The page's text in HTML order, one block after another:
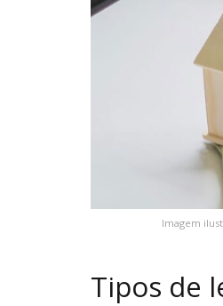
Imagem
Tipos de